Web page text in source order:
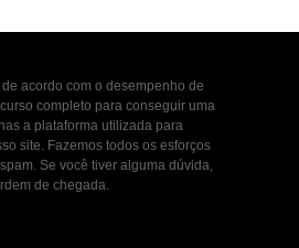
acordo com o desempenho de
completo para conseguir uma
a plataforma utilizada para
site. Fazemos todos os esforços
Se você tiver alguma dúvida,
de chegada.